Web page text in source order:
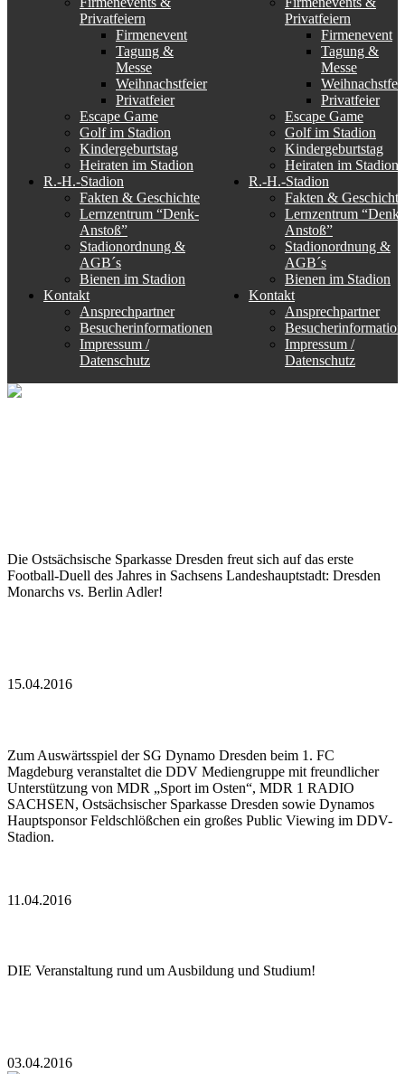
Privatfeiern
Firmenevent
Tagung &
Messe
Weihnachstfeier
Privatfeier
Escape Game
Golf im Stadion
Kindergeburtstag
Heiraten im Stadion
R.-H.-Stadion
Fakten & Geschichte
Lernzentrum “Denk-
Anstoß”
Stadionordnung &
AGB´s
Bienen im Stadion
Kontakt
Ansprechpartner
Besucherinformationen
Impressum /
Datenschutz
Privatfeiern
Firmenevent
Tagung &
Messe
Privatfeier
Escape Game
Golf im Stadion
Kindergeburtstag
Heiraten im Stadion
R.-H.-Stadion
Fakten & Geschichte
Lernzentrum “Denk-
Anstoß”
Stadionordnung &
AGB´s
Bienen im Stadion
Kontakt
Ansprechpartner
Impressum /
Datenschutz
Die Ostsächsische Sparkasse Dresden freut sich auf das erste
Football-Duell des Jahres in Sachsens Landeshauptstadt: Dresden
Monarchs vs. Berlin Adler!
15.04.2016
Zum Auswärtsspiel der SG Dynamo Dresden beim 1. FC
Magdeburg veranstaltet die DDV Mediengruppe mit freundlicher
Unterstützung von MDR „Sport im Osten“, MDR 1 RADIO
SACHSEN, Ostsächsischer Sparkasse Dresden sowie Dynamos
Hauptsponsor Feldschlößchen ein großes Public Viewing im DDV-
Stadion.
11.04.2016
DIE Veranstaltung rund um Ausbildung und Studium!
03.04.2016